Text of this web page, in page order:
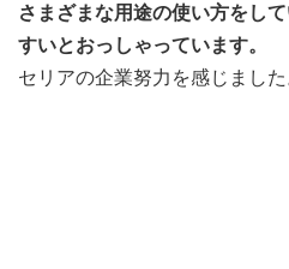
さまざまな用途の使い方をし
すいとおっしゃっています。
セリアの企業努力を感じました